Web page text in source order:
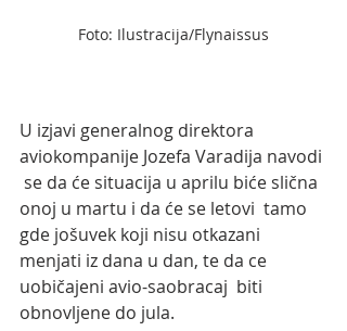
Foto: Ilustracija/Flynaissus
U izjavi generalnog direktora
aviokompanije Jozefa Varadija navodi
se da će situacija u aprilu biće slična
onoj u martu i da će se letovi  tamo
gde jošuvek koji nisu otkazani
menjati iz dana u dan, te da ce
uobičajeni avio-saobracaj  biti
obnovljene do jula.